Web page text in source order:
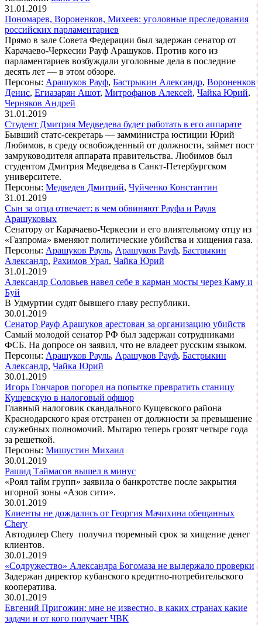
31.01.2019
Пономарев, Вороненков, Михеев: уголовные преследования
российских парламентариев
Прямо в зале Совета Федерации был задержан сенатор от
Карачаево-Черкесии Рауф Арашуков. Против кого из
парламентариев возбуждали уголовные дела в последние
десять лет — в этом обзоре.
Персоны: Арашуков Рауф, Бастрыкин Александр, Вороненков
Денис, Егиазарян Ашот, Митрофанов Алексей, Чайка Юрий,
Черняков Андрей
31.01.2019
Студент Дмитрия Медведева будет работать в его аппарате
Бывший статс-секретарь — замминистра юстиции Юрий
Любимов, в среду освобожденный от должности, займет пост
замруководителя аппарата правительства. Любимов был
студентом Дмитрия Медведева в Санкт-Петербургском
университете.
Персоны: Медведев Дмитрий, Чуйченко Константин
31.01.2019
Сын за отца отвечает: в чем обвиняют Рауфа и Рауля
Арашуковых
Сенатору от Карачаево-Черкесии и его влиятельному отцу из
«Газпрома» вменяют политические убийства и хищения газа.
Персоны: Арашуков Рауль, Арашуков Рауф, Бастрыкин
Александр, Рахимов Урал, Чайка Юрий
31.01.2019
Александр Соловьев навел себе в карман мосты через Каму и
Буй
В Удмуртии судят бывшего главу республики.
30.01.2019
Сенатор Рауф Арашуков арестован за организацию убийств
Самый молодой сенатор РФ был задержан сотрудниками
ФСБ. На допросе он заявил, что не владеет русским языком.
Персоны: Арашуков Рауль, Арашуков Рауф, Бастрыкин
Александр, Чайка Юрий
30.01.2019
Игорь Гончаров погорел на попытке превратить станицу
Кущевскую в налоговый офшор
Главный налоговик скандального Кущевского района
Краснодарского края отстранен от должности за превышение
служебных полномочий. Мытарю теперь грозят четыре года
за решеткой.
Персоны: Мишустин Михаил
30.01.2019
Рашид Таймасов вышел в минус
«Роял тайм групп» заявила о банкротстве после закрытия
игорной зоны «Азов сити».
30.01.2019
Клиенты не дождались от Георгия Мачихина обещанных
Chery
Автодилер Chery получил тюремный срок за хищение денег
клиентов.
30.01.2019
«Содружество» Александра Богомаза не выдержало проверки
Задержан директор кубанского кредитно-потребительского
кооператива.
30.01.2019
Евгений Пригожин: мне не известно, в каких странах какие
задачи и от кого получает ЧВК